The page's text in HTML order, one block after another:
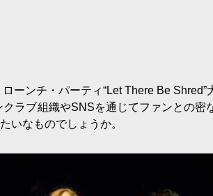
ーンチ・パーティ“Let There Be Shred”
ラブ組織やSNSを通じてファンとの密
いなものでしょうか。